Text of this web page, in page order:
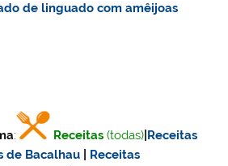
de linguado com amêijoas
: Receitas (todas) Receitas
de Bacalhau
Receitas